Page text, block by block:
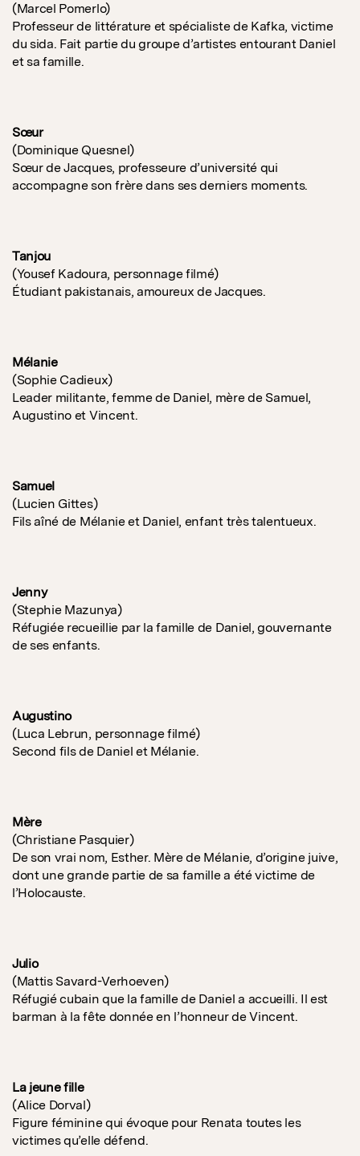
(Marcel Pomerlo)
Professeur de littérature et spécialiste de Kafka, victime
du sida. Fait partie du groupe d’artistes entourant Daniel
et sa famille.
Sœur
(Dominique Quesnel)
Sœur de Jacques, professeure d’université qui
accompagne son frère dans ses derniers moments.
Tanjou
(Yousef Kadoura, personnage filmé)
Étudiant pakistanais, amoureux de Jacques.
Mélanie
(Sophie Cadieux)
Leader militante, femme de Daniel, mère de Samuel,
Augustino et Vincent.
Samuel
(Lucien Gittes)
Fils aîné de Mélanie et Daniel, enfant très talentueux.
Jenny
(Stephie Mazunya)
Réfugiée recueillie par la famille de Daniel, gouvernante
de ses enfants.
Augustino
(Luca Lebrun, personnage filmé)
Second fils de Daniel et Mélanie.
Mère
(Christiane Pasquier)
De son vrai nom, Esther. Mère de Mélanie, d’origine juive,
dont une grande partie de sa famille a été victime de
l’Holocauste.
Julio
(Mattis Savard-Verhoeven)
Réfugié cubain que la famille de Daniel a accueilli. Il est
barman à la fête donnée en l’honneur de Vincent.
La jeune fille
(Alice Dorval)
Figure féminine qui évoque pour Renata toutes les
victimes qu’elle défend.